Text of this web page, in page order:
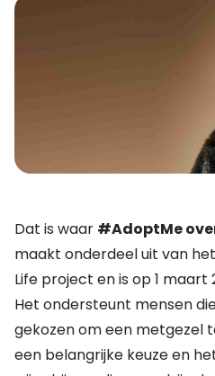
Dat is waar #AdoptMe
maakt onderdeel uit van het
Life project en is op 1 maart
Het ondersteunt mensen
gekozen om een metgezel
een belangrijke keuze en